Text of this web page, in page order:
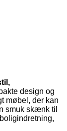
design og
møbel, der kan
smuk skænk til